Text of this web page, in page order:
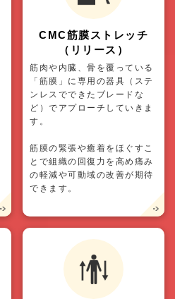
CMC筋膜ストレッチ
（リリース）
筋肉や内臓、骨を覆っている
「筋膜」に専用の器具（ステ
ンレスでできたブレードな
ど）でアプローチしていきま
す。
筋膜の緊張や癒着をほぐすこ
とで組織の回復力を高め痛み
の軽減や可動域の改善が期待
できます。